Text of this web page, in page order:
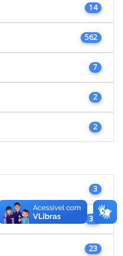
14
562
7
2
2
3
37
23